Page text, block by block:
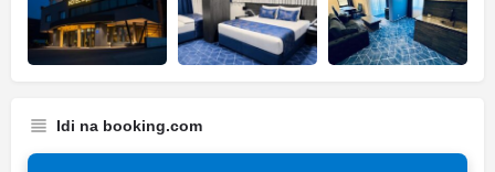
Idi na booking.com